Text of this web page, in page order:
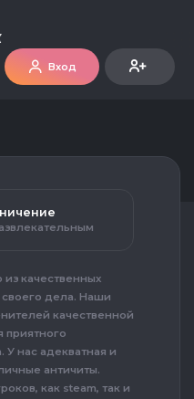
Вход
качественных
дела. Наши
качественной
приятного
нас адекватная и
античиты.
как steam, так и